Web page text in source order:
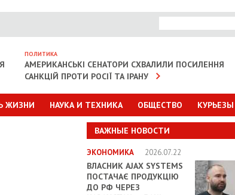
ПОЛИТИКА
АМЕРИКАНСЬКІ СЕНАТОРИ СХВАЛИЛИ ПОСИЛЕННЯ
САНКЦІЙ ПРОТИ РОСІЇ ТА ІРАНУ
ЖИЗНИ НАУКА И ТЕХНИКА ОБЩЕСТВО КУРЬЕЗЫ
ВАЖНЫЕ НОВОСТИ
ЭКОНОМИКА 2026.07.22
ВЛАСНИК AJAX SYSTEMS
ПОСТАЧАЄ ПРОДУКЦІЮ
ДО РФ ЧЕРЕЗ